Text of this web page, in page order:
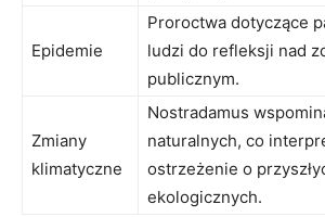
Epidemie
Proroctwa⁢ dotyczące
⁢ludzi do refleksji nad
publicznym.
Zmiany‌
klimatyczne
Nostradamus
naturalnych, ‍co
ostrzeżenie ⁣o
ekologicznych.